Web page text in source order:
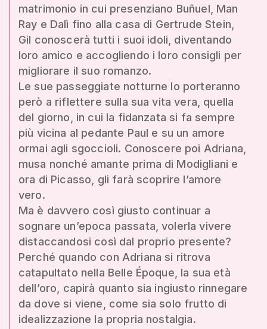
matrimonio in cui presenziano Buñuel, Man
Ray e Dalì fino alla casa di Gertrude Stein,
Gil conoscerà tutti i suoi idoli, diventando
loro amico e accogliendo i loro consigli per
migliorare il suo romanzo.
Le sue passeggiate notturne lo porteranno
però a riflettere sulla sua vita vera, quella
del giorno, in cui la fidanzata si fa sempre
più vicina al pedante Paul e su un amore
ormai agli sgoccioli. Conoscere poi Adriana,
musa nonché amante prima di Modigliani e
ora di Picasso, gli farà scoprire l’amore
vero.
Ma è davvero così giusto continuar a
sognare un’epoca passata, volerla vivere
distaccandosi così dal proprio presente?
Perché quando con Adriana si ritrova
catapultato nella Belle Époque, la sua età
dell’oro, capirà quanto sia ingiusto rinnegare
da dove si viene, come sia solo frutto di
idealizzazione la propria nostalgia.